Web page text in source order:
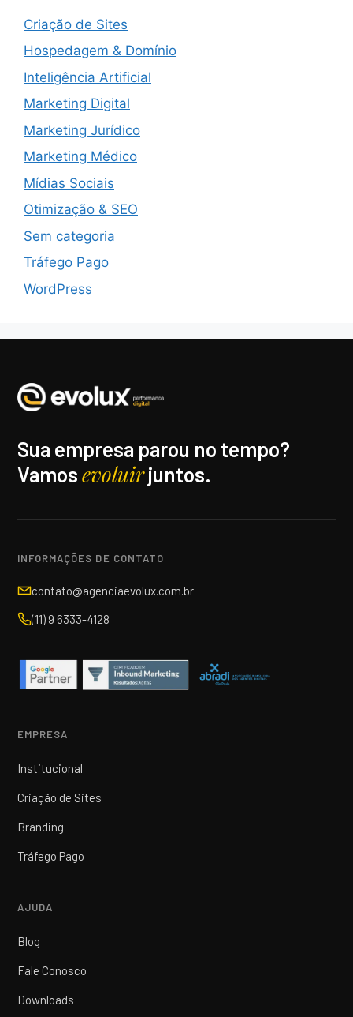
Criação de Sites
Hospedagem & Domínio
Inteligência Artificial
Marketing Digital
Marketing Jurídico
Marketing Médico
Mídias Sociais
Otimização & SEO
Sem categoria
Tráfego Pago
WordPress
Sua empresa parou no tempo?
Vamosevoluirjuntos.
INFORMAÇÕES DE CONTATO
contato@agenciaevolux.com.br
(11) 9 6333-4128
EMPRESA
Institucional
Criação de Sites
Branding
Tráfego Pago
AJUDA
Blog
Fale Conosco
Downloads